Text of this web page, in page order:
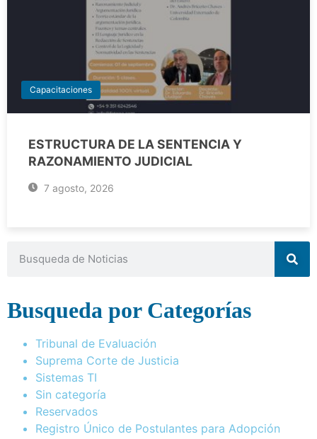
Capacitaciones
ESTRUCTURA DE LA SENTENCIA Y
RAZONAMIENTO JUDICIAL
7 agosto, 2026
Busqueda por Categorías
Tribunal de Evaluación
Suprema Corte de Justicia
Sistemas TI
Sin categoría
Reservados
Registro Único de Postulantes para Adopción